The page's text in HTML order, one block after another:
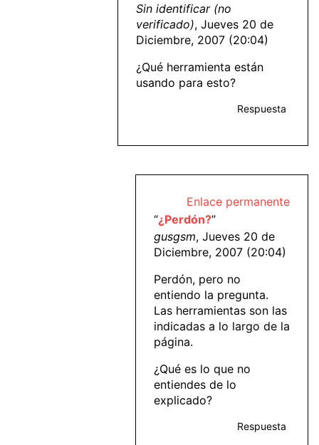
Sin identificar (no
verificado), Jueves 20 de
Diciembre, 2007 (20:04)
¿Qué herramienta están
usando para esto?
Respuesta
Enlace permanente
“¿Perdón?”
gusgsm, Jueves 20 de
Diciembre, 2007 (20:04)
Perdón, pero no
entiendo la pregunta.
Las herramientas son las
indicadas a lo largo de la
página.
¿Qué es lo que no
entiendes de lo
explicado?
Respuesta